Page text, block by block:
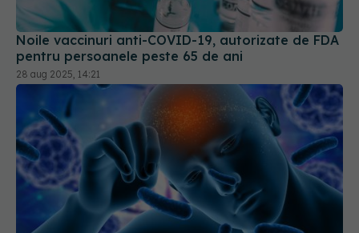
Noile vaccinuri anti-COVID-19, autorizate de FDA
pentru persoanele peste 65 de ani
28 aug 2025, 14:21